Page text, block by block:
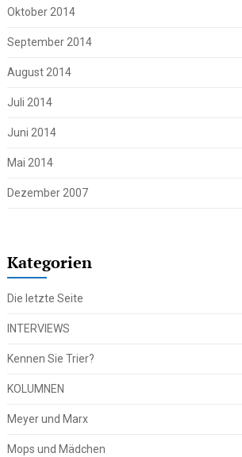
Oktober 2014
September 2014
August 2014
Juli 2014
Juni 2014
Mai 2014
Dezember 2007
Kategorien
Die letzte Seite
INTERVIEWS
Kennen Sie Trier?
KOLUMNEN
Meyer und Marx
Mops und Mädchen